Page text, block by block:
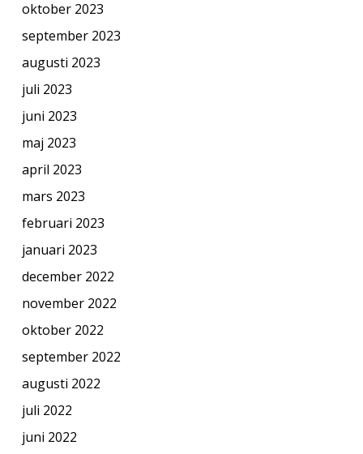
oktober 2023
september 2023
augusti 2023
juli 2023
juni 2023
maj 2023
april 2023
mars 2023
februari 2023
januari 2023
december 2022
november 2022
oktober 2022
september 2022
augusti 2022
juli 2022
juni 2022